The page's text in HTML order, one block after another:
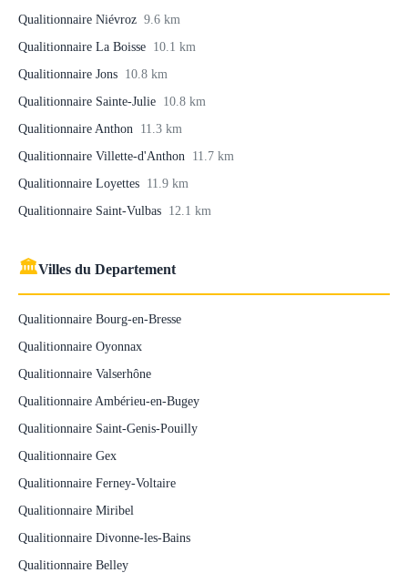
Qualitionnaire Niévroz 9.6 km
Qualitionnaire La Boisse 10.1 km
Qualitionnaire Jons 10.8 km
Qualitionnaire Sainte-Julie 10.8 km
Qualitionnaire Anthon 11.3 km
Qualitionnaire Villette-d'Anthon 11.7 km
Qualitionnaire Loyettes 11.9 km
Qualitionnaire Saint-Vulbas 12.1 km
🏛Villes du Departement
Qualitionnaire Bourg-en-Bresse
Qualitionnaire Oyonnax
Qualitionnaire Valserhône
Qualitionnaire Ambérieu-en-Bugey
Qualitionnaire Saint-Genis-Pouilly
Qualitionnaire Gex
Qualitionnaire Ferney-Voltaire
Qualitionnaire Miribel
Qualitionnaire Divonne-les-Bains
Qualitionnaire Belley